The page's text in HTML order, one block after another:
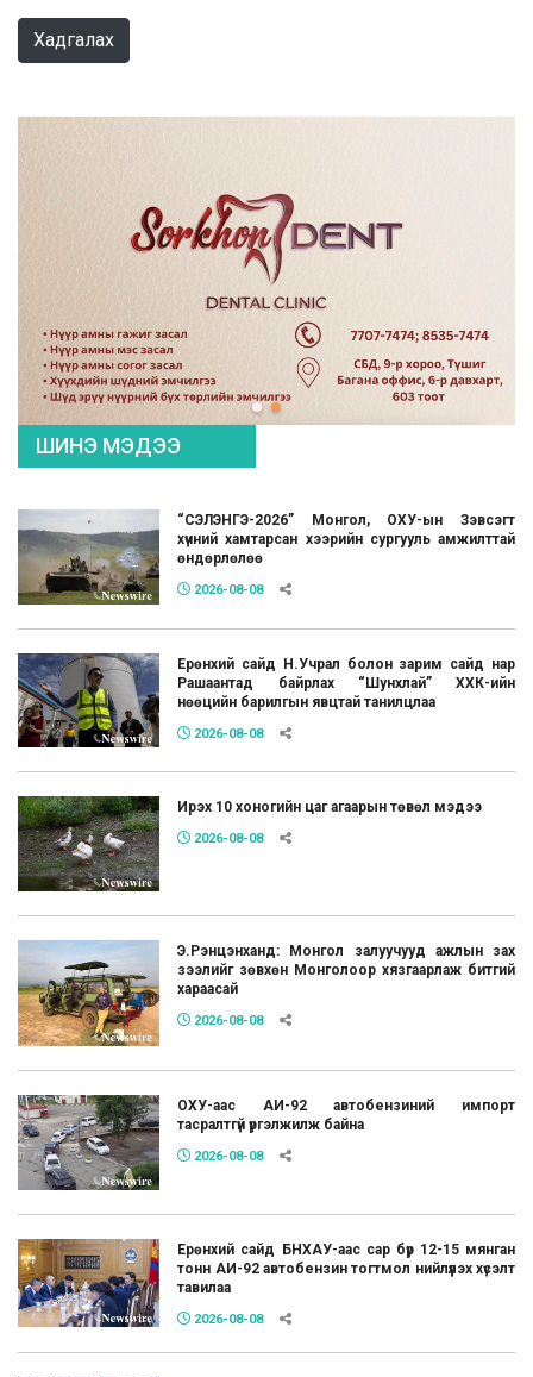
Хадгалах
ШИНЭ МЭДЭЭ
“СЭЛЭНГЭ-2026” Монгол, ОХУ-ын Зэвсэгт
хүчний хамтарсан хээрийн сургууль амжилттай
өндөрлөлөө
2026-08-08
Ерөнхий сайд Н.Учрал болон зарим сайд нар
Рашаантад байрлах “Шунхлай” ХХК-ийн
нөөцийн барилгын явцтай танилцлаа
2026-08-08
Ирэх 10 хоногийн цаг агаарын төвөл мэдээ
2026-08-08
Э.Рэнцэнханд: Монгол залуучууд ажлын зах
зээлийг зөвхөн Монголоор хязгаарлаж битгий
хараасай
2026-08-08
ОХУ-аас АИ-92 автобензиний импорт
тасралтгүй үргэлжилж байна
2026-08-08
Ерөнхий сайд БНХАУ-аас сар бүр 12-15 мянган
тонн АИ-92 автобензин тогтмол нийлүүлэх хүсэлт
тавилаа
2026-08-08